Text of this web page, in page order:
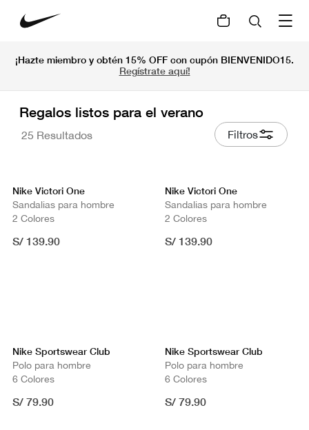
¡Hazte miembro y obtén 15% OFF con cupón BIENVENIDO15.
Regístrate aquí!
Regalos listos para el verano
25 Resultados Filtros
Nike Victori One
Sandalias para hombre
2 Colores
S/ 139.90
Nike Victori One
Sandalias para hombre
2 Colores
S/ 139.90
Nike Sportswear Club
Polo para hombre
6 Colores
S/ 79.90
Nike Sportswear Club
Polo para hombre
6 Colores
S/ 79.90